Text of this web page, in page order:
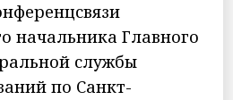
начальника Главного
службы
по Санкт-